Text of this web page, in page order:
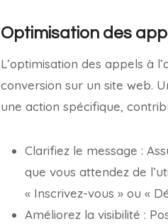
Optimisation des
L’optimisation des appels à
conversion sur un site web.
une action spécifique,
Clarifiez le message :
que vous attendez de
« Inscrivez-vous » ou «
Améliorez la visibilité :